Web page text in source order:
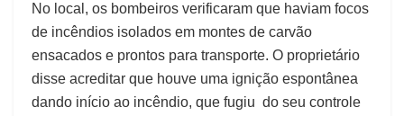
No local, os bombeiros verificaram que haviam focos
de incêndios isolados em montes de carvão
ensacados e prontos para transporte. O proprietário
disse acreditar que houve uma ignição espontânea
dando início ao incêndio, que fugiu do seu controle